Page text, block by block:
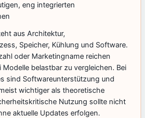
eng integrierten
aus Architektur,
Speicher, Kühlung und Software.
oder Marketingname reichen
belastbar zu vergleichen. Bei
sind Softwareunterstützung und
wichtiger als theoretische
Nutzung sollte nicht
aktuelle Updates erfolgen.